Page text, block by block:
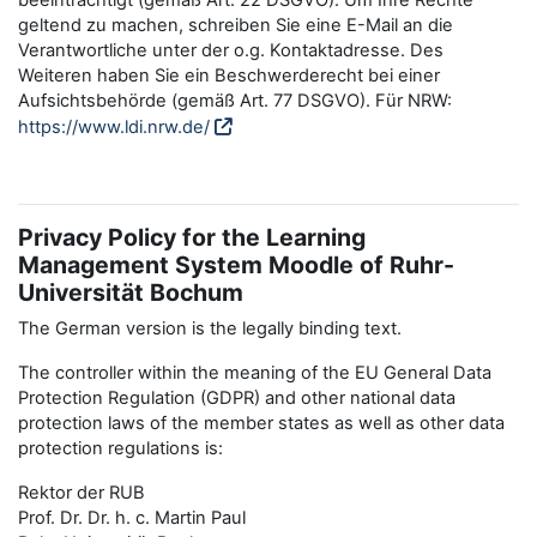
geltend zu machen, schreiben Sie eine E-Mail an die
Verantwortliche unter der o.g. Kontaktadresse. Des
Weiteren haben Sie ein Beschwerderecht bei einer
Aufsichtsbehörde (gemäß Art. 77 DSGVO). Für NRW:
https://www.ldi.nrw.de/
Privacy Policy for the Learning
Management System Moodle of Ruhr-
Universität Bochum
The German version is the legally binding text.
The controller within the meaning of the EU General Data
Protection Regulation (GDPR) and other national data
protection laws of the member states as well as other data
protection regulations is:
Rektor der RUB
Prof. Dr. Dr. h. c. Martin Paul